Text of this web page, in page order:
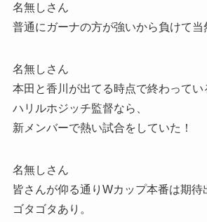
名無しさん
普通にガーナの方が強いから負けて当
名無しさん
本田と香川が出てる時点で終わってい
ハリルホジッチ監督なら、
新メンバーで熱い試合をしていた！
名無しさん
皆さんが仰る通りWカップ本番は期待
ゴタゴタあり。